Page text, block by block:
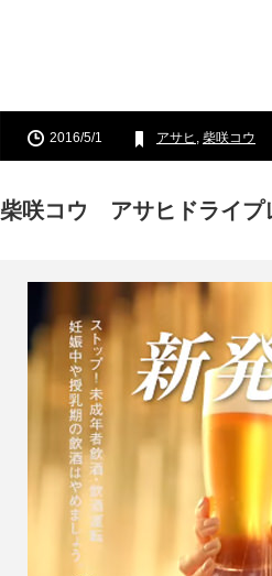
2016/5/1 アサヒ , 柴咲コウ
柴咲コウ アサヒドライプ